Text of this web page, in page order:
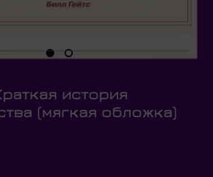
история
(мягкая обложка)